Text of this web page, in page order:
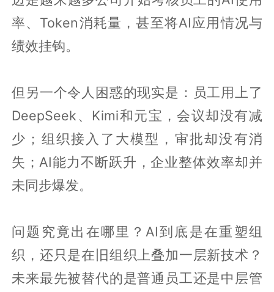
率、Token消耗量，甚至将AI应用情况与
绩效挂钩。
但另一个令人困惑的现实是：员工用上了
DeepSeek、Kimi和元宝，会议却没有减
少；组织接入了大模型，审批却没有消
失；AI能力不断跃升，企业整体效率却并
未同步爆发。
问题究竟出在哪里？AI到底是在重塑组
织，还只是在旧组织上叠加一层新技术？
未来最先被替代的是普通员工还是中层管